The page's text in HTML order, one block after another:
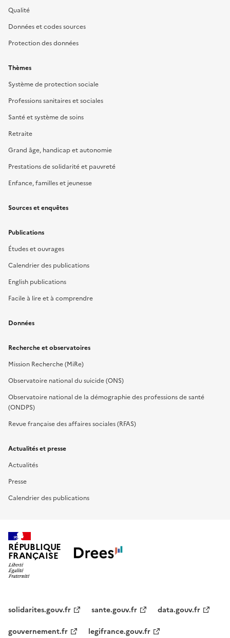
Qualité
Données et codes sources
Protection des données
Thèmes
Système de protection sociale
Professions sanitaires et sociales
Santé et système de soins
Retraite
Grand âge, handicap et autonomie
Prestations de solidarité et pauvreté
Enfance, familles et jeunesse
Sources et enquêtes
Publications
Études et ouvrages
Calendrier des publications
English publications
Facile à lire et à comprendre
Données
Recherche et observatoires
Mission Recherche (MiRe)
Observatoire national du suicide (ONS)
Observatoire national de la démographie des professions de santé
(ONDPS)
Revue française des affaires sociales (RFAS)
Actualités et presse
Actualités
Presse
Calendrier des publications
RÉPUBLIQUE
FRANÇAISE
solidarites.gouv.fr sante.gouv.fr
data.gouv.fr
gouvernement.fr
legifrance.gouv.fr